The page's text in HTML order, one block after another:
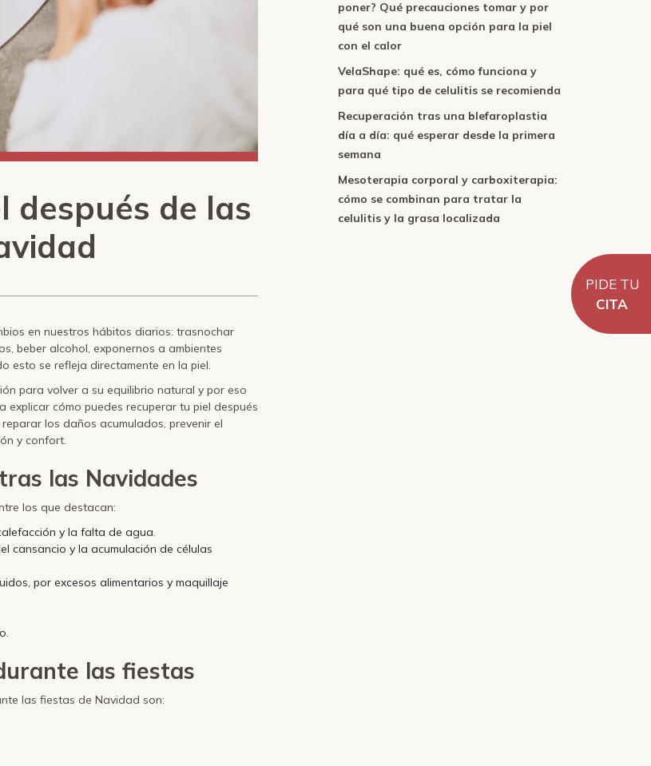
PIDE TU
CITA
después de las
en nuestros hábitos diarios: trasnochar
beber alcohol, exponernos a ambientes
esto se refleja directamente en la piel.
para volver a su equilibrio natural y por eso
cómo puedes recuperar tu piel después
los daños acumulados, prevenir el
y confort.
las Navidades
los que destacan:
y la falta de agua.
cansancio y la acumulación de células
por excesos alimentarios y maquillaje
las fiestas
las fiestas de Navidad son:
poner? Qué precauciones tomar y por
qué son una buena opción para la piel
con el calor
VelaShape: qué es, cómo funciona y
para qué tipo de celulitis se recomienda
Recuperación tras una blefaroplastia
día a día: qué esperar desde la primera
semana
Mesoterapia corporal y carboxiterapia:
cómo se combinan para tratar la
celulitis y la grasa localizada